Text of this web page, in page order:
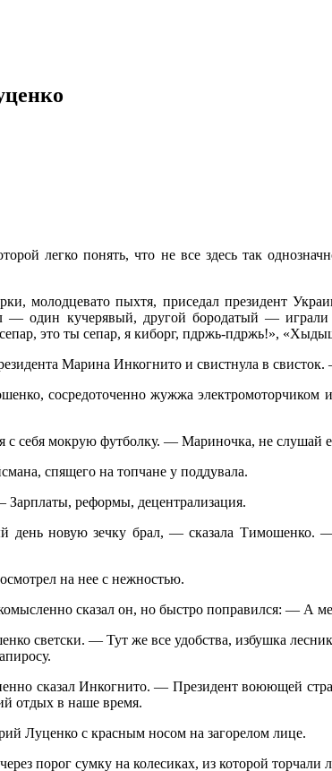
легко понять, что не все здесь так
молодцевато пыхтя, приседал президент
— один кучерявый, другой бородатый —
это ты сепар, я киборг, пдржь-пдржь!»,
Марина Инкогнито и свистнула в
сосредоточенно жужжа электромоторчиком
себя мокрую футболку. — Мариночка, не слушай
спящего на топчане у поддувала.
реформы, децентрализация.
новую зечку брал, — сказала Тимошенко.
на нее с нежностью.
сказал он, но быстро поправился: — А
— Тут же все удобства, избушка
сказал Инкогнито. — Президент воюющей
отдых в наше время.
Луценко с красным носом на загорелом лице.
порог сумку на колесиках, из которой